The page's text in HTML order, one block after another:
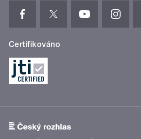
Certifikováno